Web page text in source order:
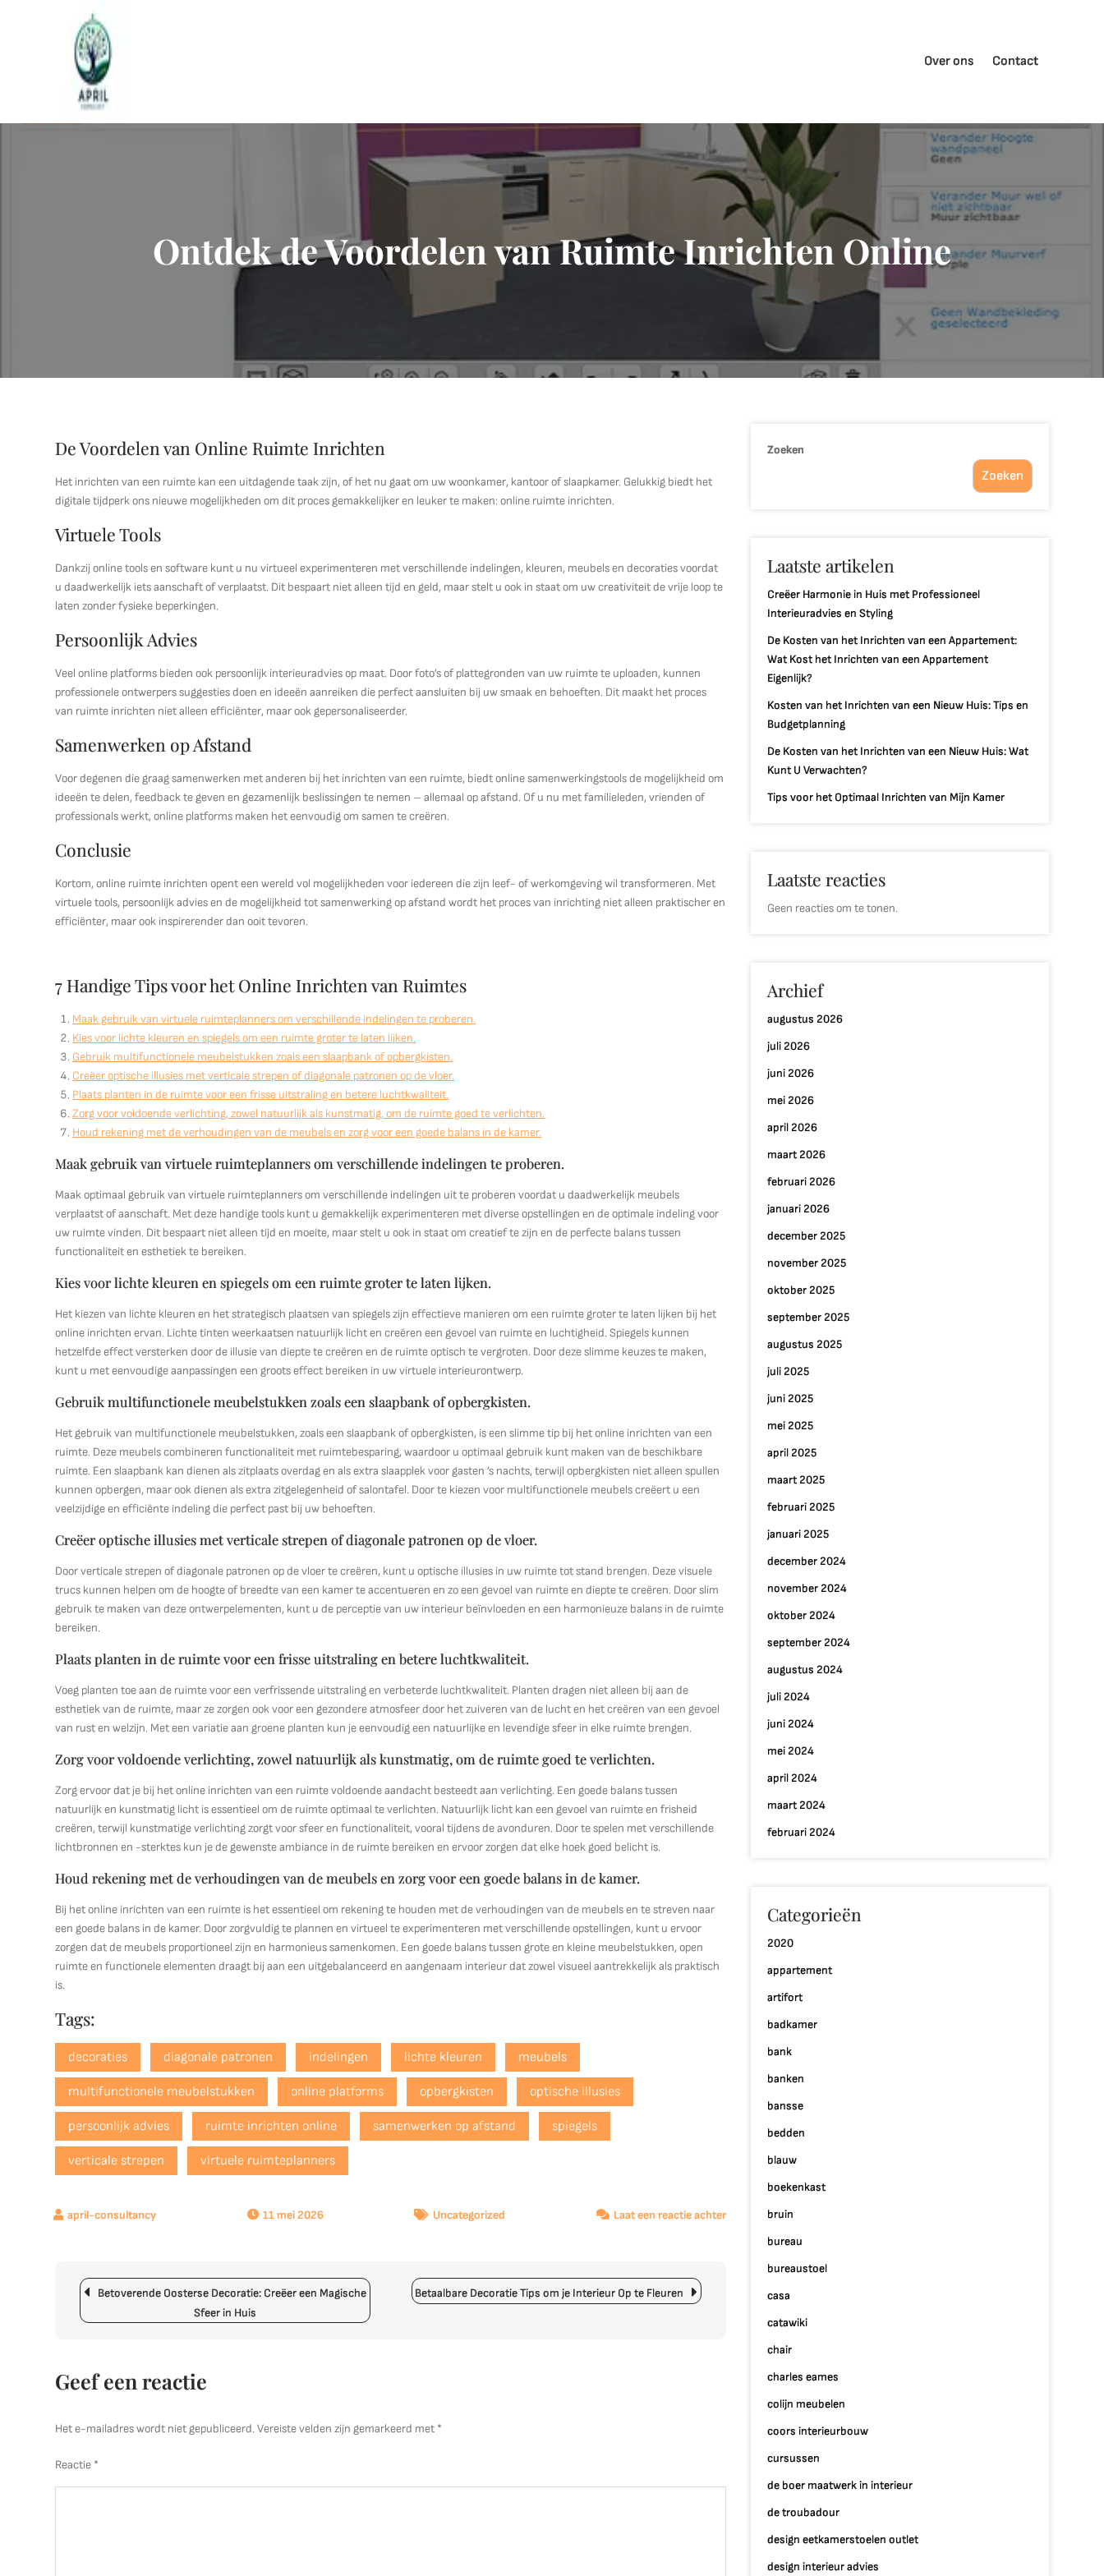
Over ons Contact
Ontdek de Voordelen van Ruimte Inrichten Online
De Voordelen van Online Ruimte Inrichten
Het inrichten van een ruimte kan een uitdagende taak zijn, of het nu gaat om uw woonkamer, kantoor of slaapkamer. Gelukkig biedt het
digitale tijdperk ons nieuwe mogelijkheden om dit proces gemakkelijker en leuker te maken: online ruimte inrichten.
Virtuele Tools
Dankzij online tools en software kunt u nu virtueel experimenteren met verschillende indelingen, kleuren, meubels en decoraties voordat
u daadwerkelijk iets aanschaft of verplaatst. Dit bespaart niet alleen tijd en geld, maar stelt u ook in staat om uw creativiteit de vrije loop te
laten zonder fysieke beperkingen.
Persoonlijk Advies
Veel online platforms bieden ook persoonlijk interieuradvies op maat. Door foto’s of plattegronden van uw ruimte te uploaden, kunnen
professionele ontwerpers suggesties doen en ideeën aanreiken die perfect aansluiten bij uw smaak en behoeften. Dit maakt het proces
van ruimte inrichten niet alleen efficiënter, maar ook gepersonaliseerder.
Samenwerken op Afstand
Voor degenen die graag samenwerken met anderen bij het inrichten van een ruimte, biedt online samenwerkingstools de mogelijkheid om
ideeën te delen, feedback te geven en gezamenlijk beslissingen te nemen – allemaal op afstand. Of u nu met familieleden, vrienden of
professionals werkt, online platforms maken het eenvoudig om samen te creëren.
Conclusie
Kortom, online ruimte inrichten opent een wereld vol mogelijkheden voor iedereen die zijn leef- of werkomgeving wil transformeren. Met
virtuele tools, persoonlijk advies en de mogelijkheid tot samenwerking op afstand wordt het proces van inrichting niet alleen praktischer en
efficiënter, maar ook inspirerender dan ooit tevoren.
7 Handige Tips voor het Online Inrichten van Ruimtes
Maak gebruik van virtuele ruimteplanners om verschillende indelingen te proberen.
Kies voor lichte kleuren en spiegels om een ruimte groter te laten lijken.
Gebruik multifunctionele meubelstukken zoals een slaapbank of opbergkisten.
Creëer optische illusies met verticale strepen of diagonale patronen op de vloer.
Plaats planten in de ruimte voor een frisse uitstraling en betere luchtkwaliteit.
Zorg voor voldoende verlichting, zowel natuurlijk als kunstmatig, om de ruimte goed te verlichten.
Houd rekening met de verhoudingen van de meubels en zorg voor een goede balans in de kamer.
Maak gebruik van virtuele ruimteplanners om verschillende indelingen te proberen.
Maak optimaal gebruik van virtuele ruimteplanners om verschillende indelingen uit te proberen voordat u daadwerkelijk meubels
verplaatst of aanschaft. Met deze handige tools kunt u gemakkelijk experimenteren met diverse opstellingen en de optimale indeling voor
uw ruimte vinden. Dit bespaart niet alleen tijd en moeite, maar stelt u ook in staat om creatief te zijn en de perfecte balans tussen
functionaliteit en esthetiek te bereiken.
Kies voor lichte kleuren en spiegels om een ruimte groter te laten lijken.
Het kiezen van lichte kleuren en het strategisch plaatsen van spiegels zijn effectieve manieren om een ruimte groter te laten lijken bij het
online inrichten ervan. Lichte tinten weerkaatsen natuurlijk licht en creëren een gevoel van ruimte en luchtigheid. Spiegels kunnen
hetzelfde effect versterken door de illusie van diepte te creëren en de ruimte optisch te vergroten. Door deze slimme keuzes te maken,
kunt u met eenvoudige aanpassingen een groots effect bereiken in uw virtuele interieurontwerp.
Gebruik multifunctionele meubelstukken zoals een slaapbank of opbergkisten.
Het gebruik van multifunctionele meubelstukken, zoals een slaapbank of opbergkisten, is een slimme tip bij het online inrichten van een
ruimte. Deze meubels combineren functionaliteit met ruimtebesparing, waardoor u optimaal gebruik kunt maken van de beschikbare
ruimte. Een slaapbank kan dienen als zitplaats overdag en als extra slaapplek voor gasten ’s nachts, terwijl opbergkisten niet alleen spullen
kunnen opbergen, maar ook dienen als extra zitgelegenheid of salontafel. Door te kiezen voor multifunctionele meubels creëert u een
veelzijdige en efficiënte indeling die perfect past bij uw behoeften.
Creëer optische illusies met verticale strepen of diagonale patronen op de vloer.
Door verticale strepen of diagonale patronen op de vloer te creëren, kunt u optische illusies in uw ruimte tot stand brengen. Deze visuele
trucs kunnen helpen om de hoogte of breedte van een kamer te accentueren en zo een gevoel van ruimte en diepte te creëren. Door slim
gebruik te maken van deze ontwerpelementen, kunt u de perceptie van uw interieur beïnvloeden en een harmonieuze balans in de ruimte
bereiken.
Plaats planten in de ruimte voor een frisse uitstraling en betere luchtkwaliteit.
Voeg planten toe aan de ruimte voor een verfrissende uitstraling en verbeterde luchtkwaliteit. Planten dragen niet alleen bij aan de
esthetiek van de ruimte, maar ze zorgen ook voor een gezondere atmosfeer door het zuiveren van de lucht en het creëren van een gevoel
van rust en welzijn. Met een variatie aan groene planten kun je eenvoudig een natuurlijke en levendige sfeer in elke ruimte brengen.
Zorg voor voldoende verlichting, zowel natuurlijk als kunstmatig, om de ruimte goed te verlichten.
Zorg ervoor dat je bij het online inrichten van een ruimte voldoende aandacht besteedt aan verlichting. Een goede balans tussen
natuurlijk en kunstmatig licht is essentieel om de ruimte optimaal te verlichten. Natuurlijk licht kan een gevoel van ruimte en frisheid
creëren, terwijl kunstmatige verlichting zorgt voor sfeer en functionaliteit, vooral tijdens de avonduren. Door te spelen met verschillende
lichtbronnen en -sterktes kun je de gewenste ambiance in de ruimte bereiken en ervoor zorgen dat elke hoek goed belicht is.
Houd rekening met de verhoudingen van de meubels en zorg voor een goede balans in de kamer.
Bij het online inrichten van een ruimte is het essentieel om rekening te houden met de verhoudingen van de meubels en te streven naar
een goede balans in de kamer. Door zorgvuldig te plannen en virtueel te experimenteren met verschillende opstellingen, kunt u ervoor
zorgen dat de meubels proportioneel zijn en harmonieus samenkomen. Een goede balans tussen grote en kleine meubelstukken, open
ruimte en functionele elementen draagt bij aan een uitgebalanceerd en aangenaam interieur dat zowel visueel aantrekkelijk als praktisch
is.
Tags:
decoraties diagonale patronen indelingen lichte kleuren meubels
multifunctionele meubelstukken online platforms opbergkisten optische illusies
persoonlijk advies ruimte inrichten online samenwerken op afstand spiegels
verticale strepen virtuele ruimteplanners
11 mei 2026 Uncategorized Laat een reactie achterop
Voordelen
Inrichten
Berichtnavigatie
Betoverende Oosterse Decoratie: Creëer een Magische
Sfeer in Huis
Betaalbare Decoratie Tips om je Interieur Op te Fleuren
Geef een reactie
Het e-mailadres wordt niet gepubliceerd. Vereiste velden zijn gemarkeerd met *
Reactie *
Zoeken
Zoeken
Laatste artikelen
Creëer Harmonie in Huis met Professioneel
Interieuradvies en Styling
De Kosten van het Inrichten van een Appartement:
Wat Kost het Inrichten van een Appartement
Eigenlijk?
Kosten van het Inrichten van een Nieuw Huis: Tips en
Budgetplanning
De Kosten van het Inrichten van een Nieuw Huis: Wat
Kunt U Verwachten?
Tips voor het Optimaal Inrichten van Mijn Kamer
Laatste reacties
Geen reacties om te tonen.
Archief
augustus 2026
juli 2026
juni 2026
mei 2026
april 2026
maart 2026
februari 2026
januari 2026
december 2025
november 2025
oktober 2025
september 2025
augustus 2025
juli 2025
juni 2025
mei 2025
april 2025
maart 2025
februari 2025
januari 2025
december 2024
november 2024
oktober 2024
september 2024
augustus 2024
juli 2024
juni 2024
mei 2024
april 2024
maart 2024
februari 2024
Categorieën
2020
appartement
artifort
badkamer
bank
banken
bansse
bedden
blauw
boekenkast
bruin
bureau
bureaustoel
casa
catawiki
chair
charles eames
colijn meubelen
coors interieurbouw
cursussen
de boer maatwerk in interieur
de troubadour
design eetkamerstoelen outlet
design interieur advies